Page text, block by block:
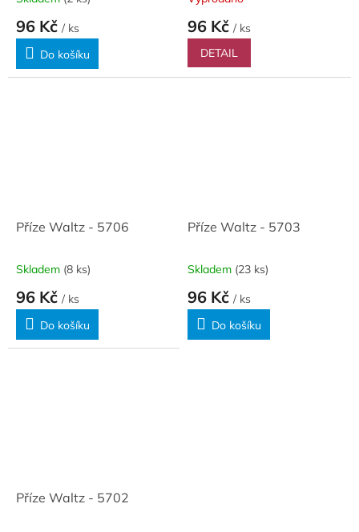
96 Kč / ks
Do košíku
96 Kč / ks
DETAIL
Příze Waltz - 5706
Skladem (8 ks)
96 Kč / ks
Do košíku
Příze Waltz - 5703
Skladem (23 ks)
96 Kč / ks
Do košíku
Příze Waltz - 5702